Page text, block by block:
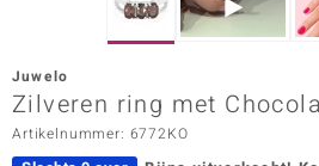
Vogue
Juwelo
Zilveren ring met
Artikelnummer: 6772KO